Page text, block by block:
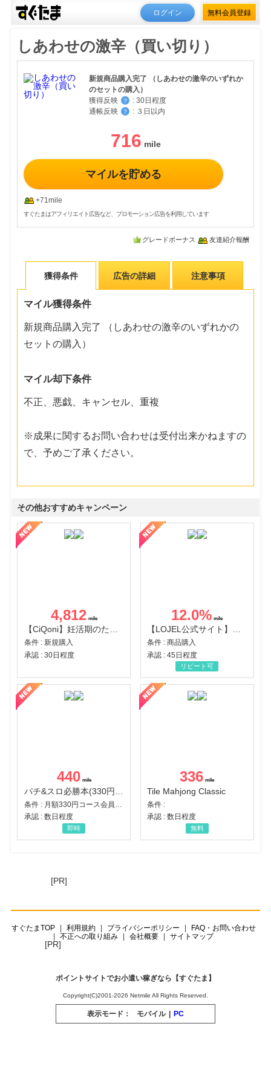
ログイン 無料会員登録
しあわせの激辛（買い切り）
新規商品購入完了 （しあわせの激辛のいずれか
のセットの購入）
獲得反映
？ : 30日程度
通帳反映
？ : ３日以内
716
マイルを貯める
+71mile
すぐたまはアフィリエイト広告など、プロモーション広告を利用しています
グレードボーナス 友達紹介報酬
獲得条件 広告の詳細 注意事項
マイル獲得条件
新規商品購入完了 （しあわせの激辛のいずれかの
セットの購入）
マイル却下条件
不正、悪戯、キャンセル、重複
※成果に関するお問い合わせは受付出来かねますの
で、予めご了承ください。
その他おすすめキャンペーン
4,812
【CiQoni】妊活期のための葉酸サプリ
条件 : 新規購入
承認 : 30日程度
12.0%
【LOJEL公式サイト】スーツケース・バッグ
条件 : 商品購入
承認 : 45日程度
リピート可
440
承認 : 数日程度
即時
336
Tile Mahjong Classic
条件 :
承認 : 数日程度
無料
[PR]
すぐたまTOP 利用規約 プライバシーポリシー
FAQ・お問い合わせ
不正への取り組み
会社概要 サイトマップ
[PR]
ポイントサイトでお小遣い稼ぎなら【すぐたま】
Copyright(C)2001-2026 Netmile All Rights Reserved.
表示モード： モバイル | PC